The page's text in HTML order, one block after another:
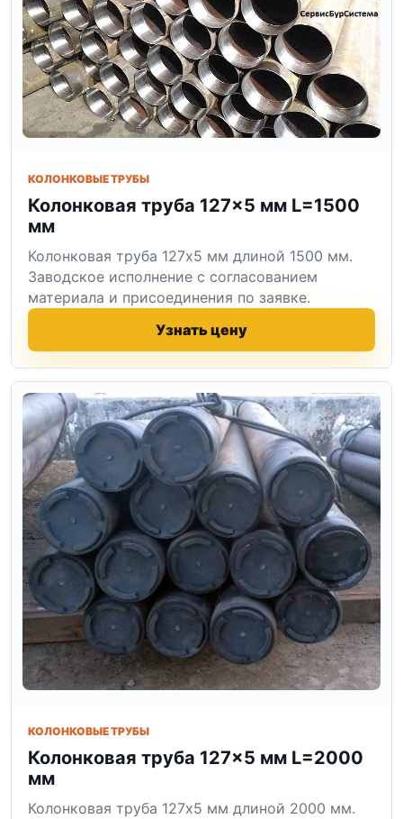
КОЛОНКОВЫЕ ТРУБЫ
Колонковая труба 127×5 мм L=1500
мм
Колонковая труба 127x5 мм длиной 1500 мм.
Заводское исполнение с согласованием
материала и присоединения по заявке.
Узнать цену
КОЛОНКОВЫЕ ТРУБЫ
Колонковая труба 127×5 мм L=2000
мм
Колонковая труба 127x5 мм длиной 2000 мм.